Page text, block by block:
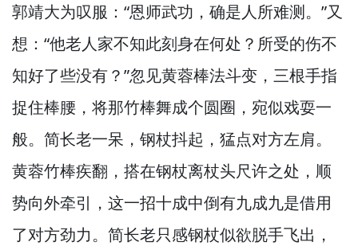
郭靖大为叹服：“恩师武功， 确是人所难测。”又
想：“他老人家不知此刻身在何处？ 所受的伤不
知好了些没有？”忽见黄蓉棒法斗变， 三根手指
捉住棒腰， 将那竹棒舞成个圆圈， 宛似戏耍一
般。 简长老一呆， 钢杖抖起， 猛点对方左肩。
黄蓉竹棒疾翻， 搭在钢杖离杖头尺许之处， 顺
势向外牵引， 这一招十成中倒有九成九是借用
了对方劲力。 简长老只感钢杖似欲脱手飞出，